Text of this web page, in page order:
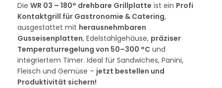
Die WR 03 – 180° drehbare Grillplatte ist ein Profi
Kontaktgrill für Gastronomie & Catering,
ausgestattet mit herausnehmbaren
Gusseisenplatten, Edelstahlgehäuse, präziser
Temperaturregelung von 50–300 °C und
integriertem Timer. Ideal für Sandwiches, Panini,
Fleisch und Gemüse – jetzt bestellen und
Produktivität sichern!